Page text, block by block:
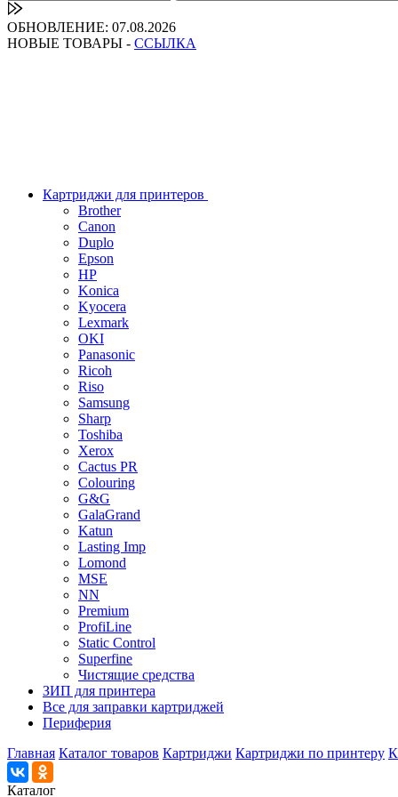
ОБНОВЛЕНИЕ: 07.08.2026
НОВЫЕ ТОВАРЫ - ССЫЛКА
Картриджи для принтеров
Brother
Canon
Duplo
Epson
HP
Konica
Kyocera
Lexmark
OKI
Panasonic
Ricoh
Riso
Samsung
Sharp
Toshiba
Xerox
Cactus PR
Colouring
G&G
GalaGrand
Katun
Lasting Imp
Lomond
MSE
NN
Premium
ProfiLine
Static Control
Superfine
Чистящие средства
ЗИП для принтера
Все для заправки картриджей
Периферия
Главная Каталог товаров Картриджи Картриджи по принтеру
Каталог